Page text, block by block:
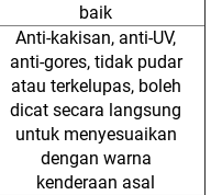
baik
Anti-kakisan, anti-UV,
anti-gores, tidak pudar
atau terkelupas, boleh
dicat secara langsung
untuk menyesuaikan
dengan warna
kenderaan asal